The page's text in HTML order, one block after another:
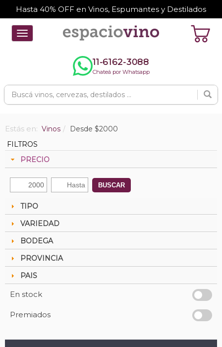
Hasta 40% OFF en Vinos, Espumantes y Destilados
Toggle
navigation
11-6162-3088
Chateá por Whatsapp
Estás en: Vinos
Desde $2000
FILTROS
PRECIO
BUSCAR
TIPO
VARIEDAD
BODEGA
PROVINCIA
PAIS
En stock
Premiados